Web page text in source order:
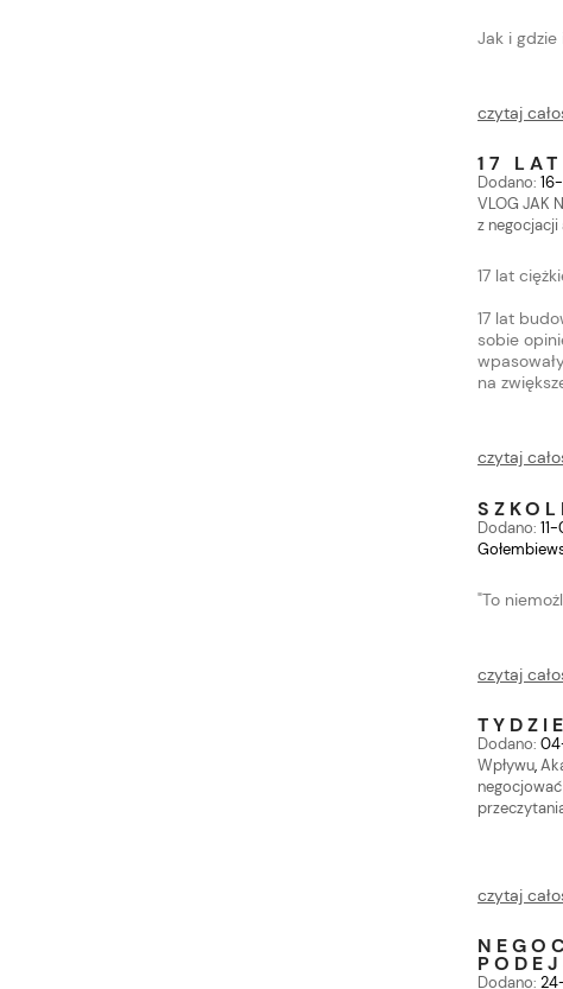
Jak i
czytaj
17
Dodano:
VLOG JAK
z negocjacji
17 lat
17 lat
sobie
na
czytaj
Dodano:
"To
czytaj
Dodano:
Wpływu,
czytaj
Dodano: